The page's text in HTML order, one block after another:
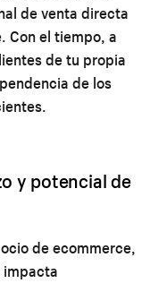
de venta directa
Con el tiempo, a
de tu propia
de los
y potencial de
de ecommerce,
impacta